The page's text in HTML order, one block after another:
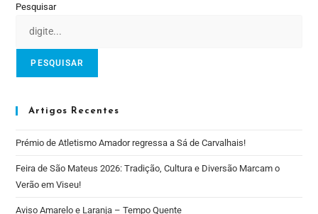
Pesquisar
PESQUISAR
Artigos Recentes
Prémio de Atletismo Amador regressa a Sá de Carvalhais!
Feira de São Mateus 2026: Tradição, Cultura e Diversão Marcam o
Verão em Viseu!
Aviso Amarelo e Laranja – Tempo Quente